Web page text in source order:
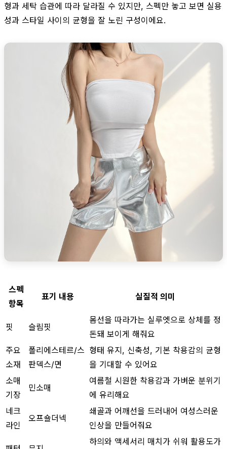
형과 세탁 습관에 따라 달라질 수 있지만, 스펙만 놓고 보면 실용
성과 스타일 사이의 균형을 잘 노린 구성이에요.
스펙
항목
표기 내용 실질적 의미
핏 슬림핏
몸선을 따라가는 실루엣으로 상체를 정
돈돼 보이게 해줘요
주요
소재
폴리에스테르/스
판덱스/면
형태 유지, 신축성, 기본 착용감의 균형
을 기대할 수 있어요
소매
기장
민소매
여름철 시원한 착용감과 가벼운 분위기
에 유리해요
네크
라인
오프숄더넥
쇄골과 어깨선을 드러내어 여성스러운
인상을 만들어줘요
하의와 액세서리 매치가 쉬워 활용도가